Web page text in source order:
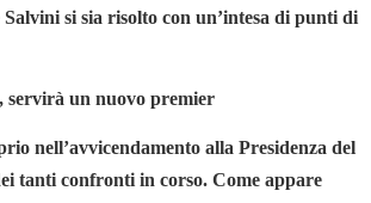
Salvini si sia risolto con un’intesa di punti di
servirà un nuovo premier
nell’avvicendamento alla Presidenza del
tanti confronti in corso. Come appare